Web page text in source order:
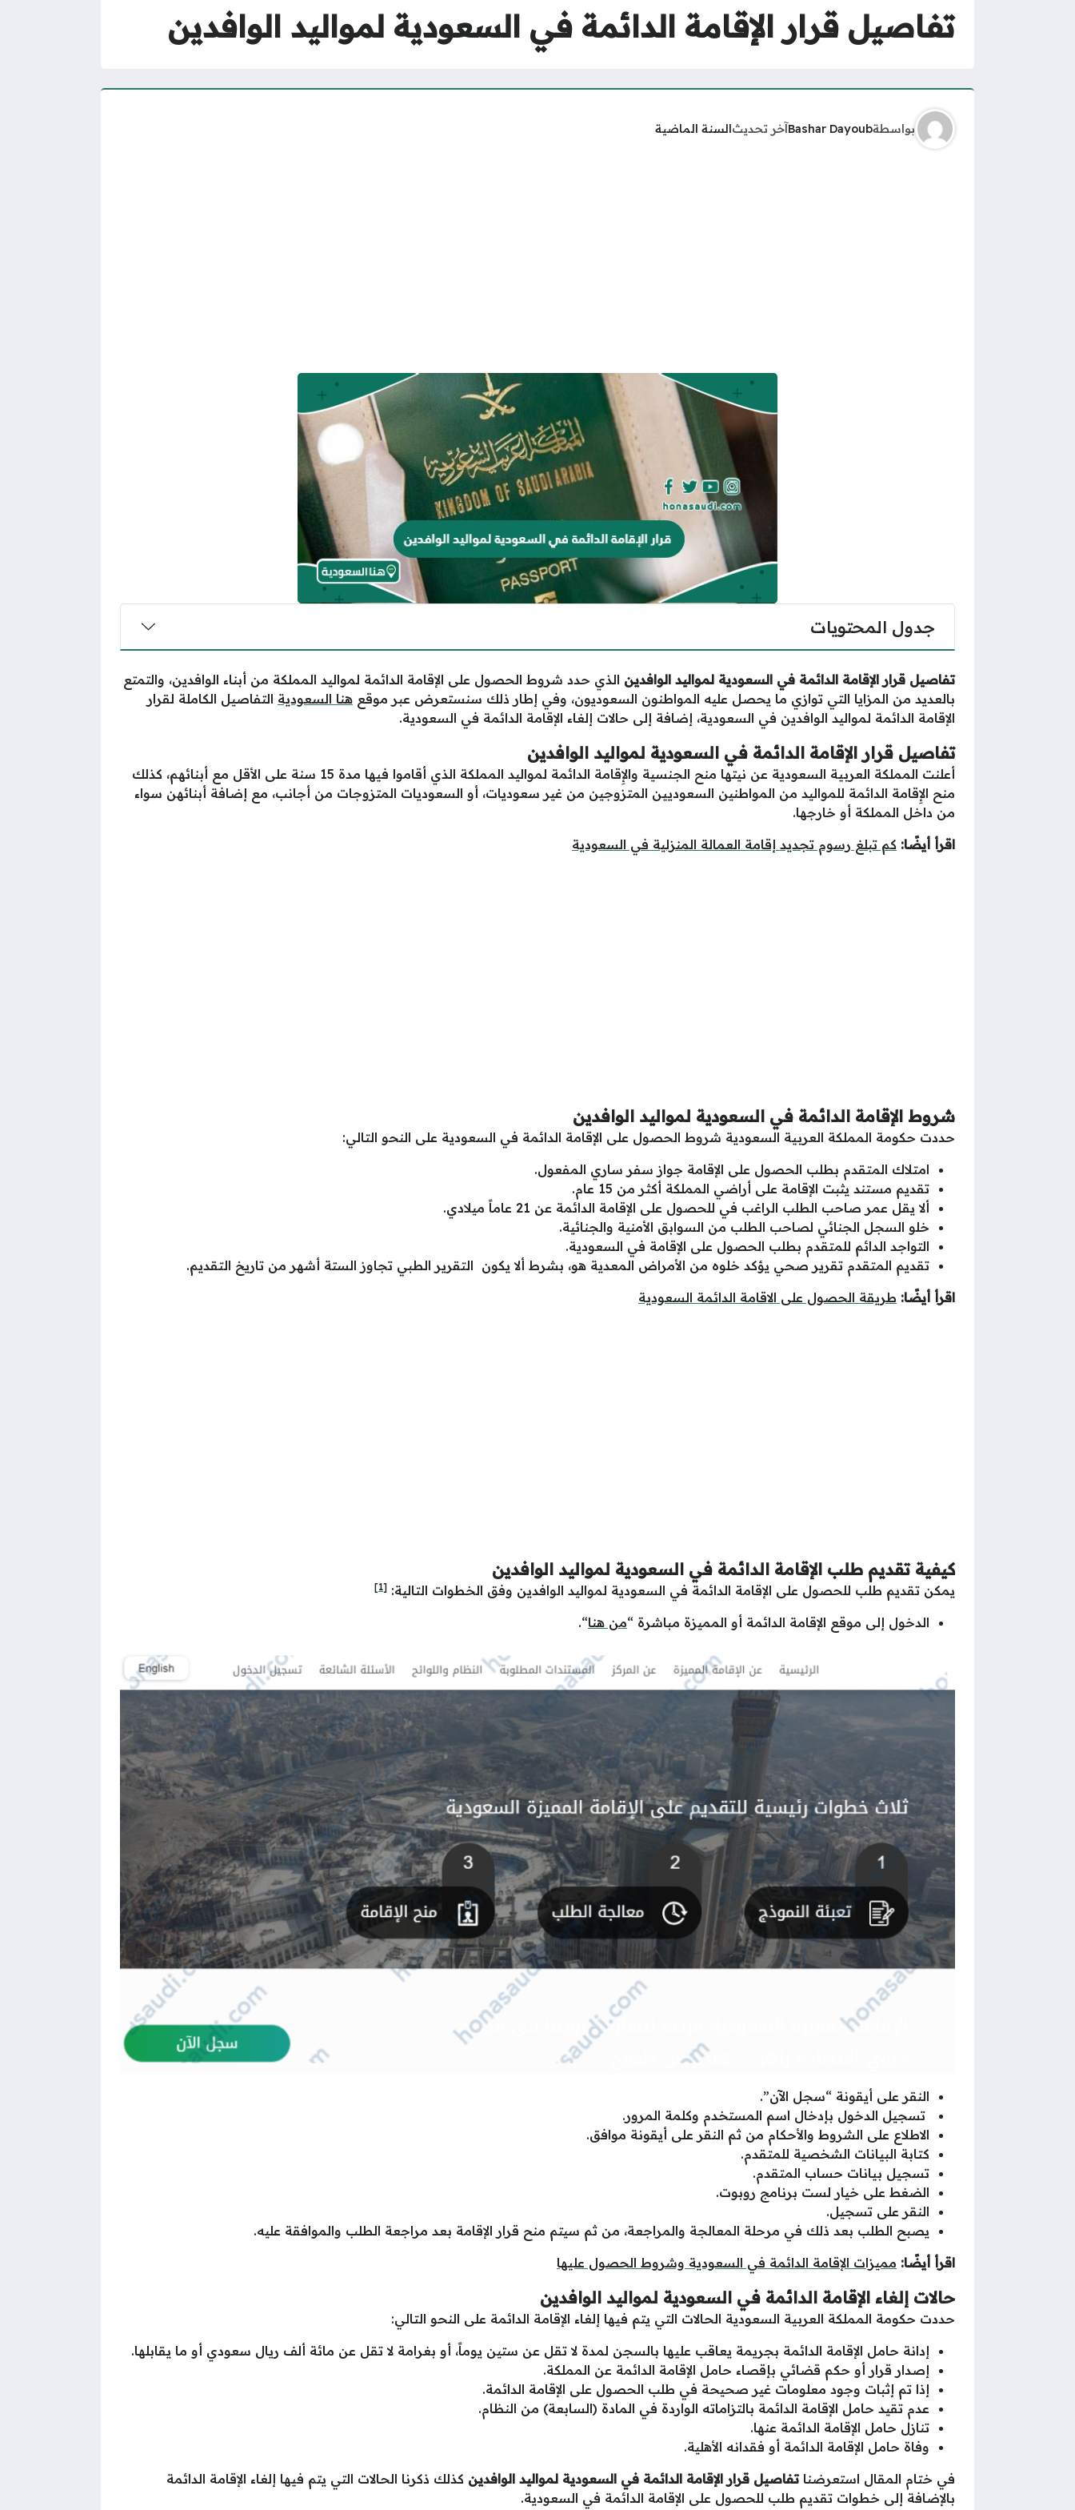
تفاصيل قرار الإقامة الدائمة في السعودية لمواليد الوافدين
بواسطةBashar Dayoubآخر تحديثالسنة الماضية
جدول المحتويات
تفاصيل قرار الإقامة الدائمة في السعودية لمواليد الوافدين الذي حدد شروط الحصول على الإقامة الدائمة لمواليد المملكة من أبناء الوافدين، والتمتع
بالعديد من المزايا التي توازي ما يحصل عليه المواطنون السعوديون، وفي إطار ذلك سنستعرض عبر موقع هنا السعودية التفاصيل الكاملة لقرار
الإقامة الدائمة لمواليد الوافدين في السعودية، إضافة إلى حالات إلغاء الإقامة الدائمة في السعودية.
تفاصيل قرار الإقامة الدائمة في السعودية لمواليد الوافدين
أعلنت المملكة العربية السعودية عن نيتها منح الجنسية والإِقامة الدائمة لمواليد المملكة الذي أقاموا فيها مدة 15 سنة على الأقل مع أبنائهم، كذلك
منح الإِقامة الدائمة للمواليد من المواطنين السعوديين المتزوجين من غير سعوديات، أو السعوديات المتزوجات من أجانب، مع إضافة أبنائهن سواء
من داخل المملكة أو خارجها.
اقرأ أيضًا: كم تبلغ رسوم تجديد إقامة العمالة المنزلية في السعودية
شروط الإقامة الدائمة في السعودية لمواليد الوافدين
حددت حكومة المملكة العربية السعودية شروط الحصول على الإقامة الدائمة في السعودية على النحو التالي:
امتلاك المتقدم بطلب الحصول على الإقامة جواز سفر ساري المفعول.
تقديم مستند يثبت الإقامة على أراضي المملكة أكثر من 15 عام.
ألا يقل عمر صاحب الطلب الراغب في للحصول على الإقامة الدائمة عن 21 عاماً ميلادي.
خلو السجل الجنائي لصاحب الطلب من السوابق الأمنية والجنائية.
التواجد الدائم للمتقدم بطلب الحصول على الإقامة في السعودية.
تقديم المتقدم تقرير صحي يؤكد خلوه من الأمراض المعدية هو، بشرط ألا يكون التقرير الطبي تجاوز الستة أشهر من تاريخ التقديم.
اقرأ أيضًا: طريقة الحصول على الاقامة الدائمة السعودية
كيفية تقديم طلب الإقامة الدائمة في السعودية لمواليد الوافدين
يمكن تقديم طلب للحصول على الإقامة الدائمة في السعودية لمواليد الوافدين وفق الخطوات التالية: [1]
الدخول إلى موقع الإقامة الدائمة أو المميزة مباشرة “من هنا“.
النقر على أيقونة “سجل الآن”.
تسجيل الدخول بإدخال اسم المستخدم وكلمة المرور.
الاطلاع على الشروط والأحكام من ثم النقر على أيقونة موافق.
كتابة البيانات الشخصية للمتقدم.
تسجيل بيانات حساب المتقدم.
الضغط على خيار لست برنامج روبوت.
النقر على تسجيل.
يصبح الطلب بعد ذلك في مرحلة المعالجة والمراجعة، من ثم سيتم منح قرار الإقامة بعد مراجعة الطلب والموافقة عليه.
اقرأ أيضًا: مميزات الإقامة الدائمة في السعودية وشروط الحصول عليها
حالات إلغاء الإقامة الدائمة في السعودية لمواليد الوافدين
حددت حكومة المملكة العربية السعودية الحالات التي يتم فيها إلغاء الإقامة الدائمة على النحو التالي:
إدانة حامل الإقامة الدائمة بجريمة يعاقب عليها بالسجن لمدة لا تقل عن ستين يوماً، أو بغرامة لا تقل عن مائة ألف ريال سعودي أو ما يقابلها.
إصدار قرار أو حكم قضائي بإقصاء حامل الإقامة الدائمة عن المملكة.
إذا تم إثبات وجود معلومات غير صحيحة في طلب الحصول على الإقامة الدائمة.
عدم تقيد حامل الإقامة الدائمة بالتزاماته الواردة في المادة (السابعة) من النظام.
تنازل حامل الإقامة الدائمة عنها.
وفاة حامل الإقامة الدائمة أو فقدانه الأهلية.
في ختام المقال استعرضناتفاصيل قرار الإقامة الدائمة في السعودية لمواليد الوافدين كذلك ذكرنا الحالات التي يتم فيها إلغاء الإقامة الدائمة
بالإضافة إلى خطوات تقديم طلب للحصول على الإقامة الدائمة في السعودية.